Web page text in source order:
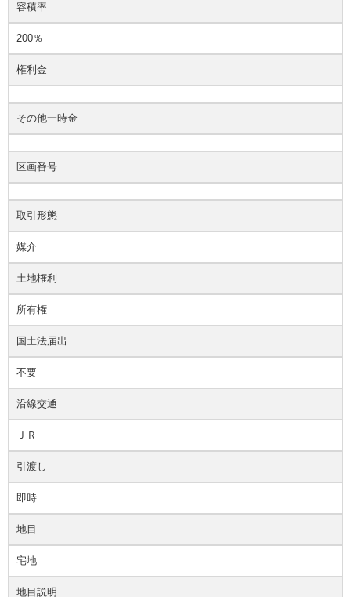
容積率
200％
権利金
その他一時金
区画番号
取引形態
媒介
土地権利
所有権
国土法届出
不要
沿線交通
ＪＲ
引渡し
即時
地目
宅地
地目説明